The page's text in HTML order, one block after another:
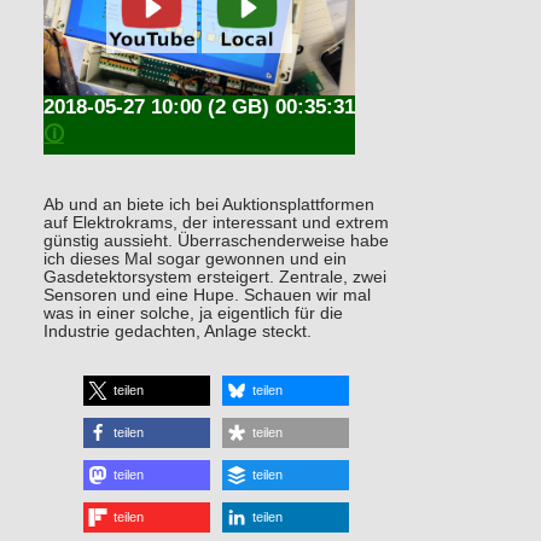
(2 GB) 00:35:31
2018-05-27 10:00
🛈
Ab und an biete ich bei Auktionsplattformen
auf Elektrokrams, der interessant und extrem
günstig aussieht. Überraschenderweise habe
ich dieses Mal sogar gewonnen und ein
Gasdetektorsystem ersteigert. Zentrale, zwei
Sensoren und eine Hupe. Schauen wir mal
was in einer solche, ja eigentlich für die
Industrie gedachten, Anlage steckt.
teilen teilen
teilen teilen
teilen teilen
teilen teilen